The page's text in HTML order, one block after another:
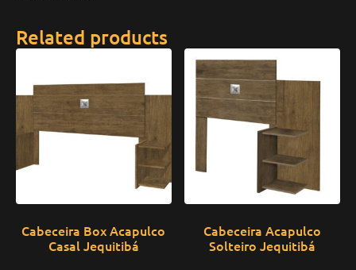
Related products
Cabeceira Box Acapulco
Casal Jequitibá
Cabeceira Acapulco
Solteiro Jequitibá